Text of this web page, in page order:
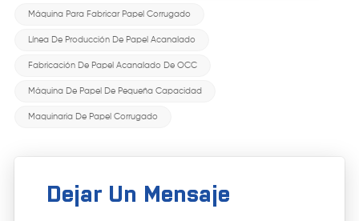
Máquina Para Fabricar Papel Corrugado
Línea De Producción De Papel Acanalado
Fabricación De Papel Acanalado De OCC
Máquina De Papel De Pequeña Capacidad
Maquinaria De Papel Corrugado
Dejar Un Mensaje